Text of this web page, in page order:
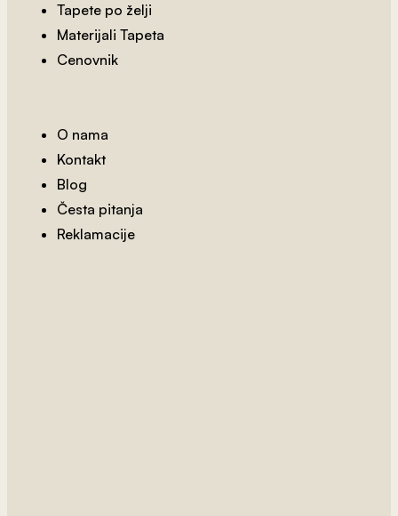
Braon Damask
Tapete po želji
Materijali Tapeta
Cenovnik
O nama
Kontakt
Blog
Česta pitanja
Reklamacije